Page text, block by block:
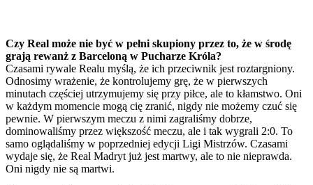
Czy Real może nie być w pełni skupiony przez to, że w środę
grają rewanż z Barceloną w Pucharze Króla?
Czasami rywale Realu myślą, że ich przeciwnik jest roztargniony.
Odnosimy wrażenie, że kontrolujemy grę, że w pierwszych
minutach częściej utrzymujemy się przy piłce, ale to kłamstwo. Oni
w każdym momencie mogą cię zranić, nigdy nie możemy czuć się
pewnie. W pierwszym meczu z nimi zagraliśmy dobrze,
dominowaliśmy przez większość meczu, ale i tak wygrali 2:0. To
samo oglądaliśmy w poprzedniej edycji Ligi Mistrzów. Czasami
wydaje się, że Real Madryt już jest martwy, ale to nie nieprawda.
Oni nigdy nie są martwi.